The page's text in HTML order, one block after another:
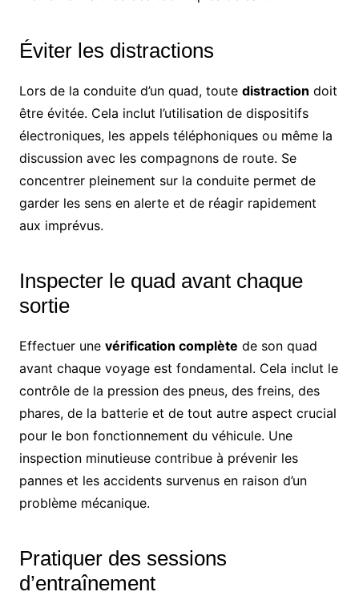
Éviter les distractions
Lors de la conduite d’un quad, toute distraction doit
être évitée. Cela inclut l’utilisation de dispositifs
électroniques, les appels téléphoniques ou même la
discussion avec les compagnons de route. Se
concentrer pleinement sur la conduite permet de
garder les sens en alerte et de réagir rapidement
aux imprévus.
Inspecter le quad avant chaque
sortie
Effectuer une vérification complète de son quad
avant chaque voyage est fondamental. Cela inclut le
contrôle de la pression des pneus, des freins, des
phares, de la batterie et de tout autre aspect crucial
pour le bon fonctionnement du véhicule. Une
inspection minutieuse contribue à prévenir les
pannes et les accidents survenus en raison d’un
problème mécanique.
Pratiquer des sessions
d’entraînement